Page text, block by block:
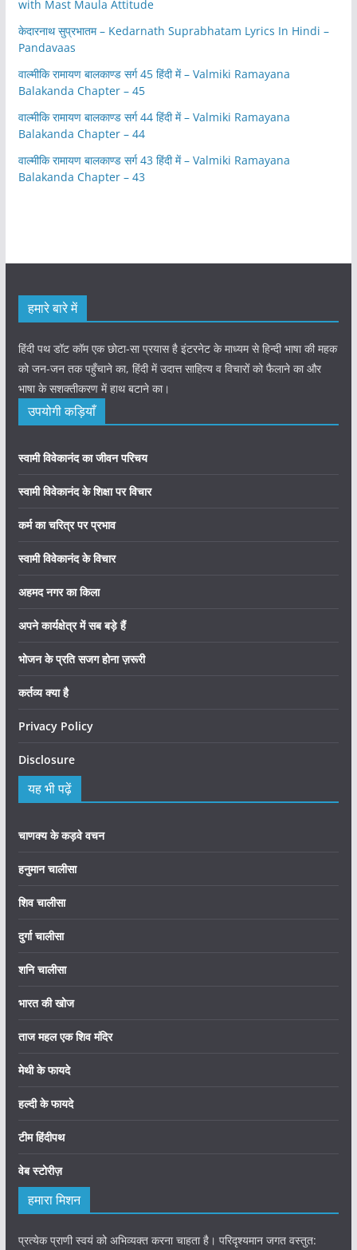
with Mast Maula Attitude
केदारनाथ सुप्रभातम – Kedarnath Suprabhatam Lyrics In Hindi –
Pandavaas
वाल्मीकि रामायण बालकाण्ड सर्ग 45 हिंदी में – Valmiki Ramayana
Balakanda Chapter – 45
वाल्मीकि रामायण बालकाण्ड सर्ग 44 हिंदी में – Valmiki Ramayana
Balakanda Chapter – 44
वाल्मीकि रामायण बालकाण्ड सर्ग 43 हिंदी में – Valmiki Ramayana
Balakanda Chapter – 43
हमारे बारे में
हिंदी पथ डॉट कॉम एक छोटा-सा प्रयास है इंटरनेट के माध्यम से हिन्दी भाषा की महक
को जन-जन तक पहुँचाने का, हिंदी में उदात्त साहित्य व विचारों को फैलाने का और
भाषा के सशक्तीकरण में हाथ बटाने का।
उपयोगी कड़ियाँ
स्वामी विवेकानंद का जीवन परिचय
स्वामी विवेकानंद के शिक्षा पर विचार
कर्म का चरित्र पर प्रभाव
स्वामी विवेकानंद के विचार
अहमद नगर का किला
अपने कार्यक्षेत्र में सब बड़े हैं
भोजन के प्रति सजग होना ज़रूरी
कर्तव्य क्या है
Privacy Policy
Disclosure
यह भी पढ़ें
चाणक्य के कड़वे वचन
हनुमान चालीसा
शिव चालीसा
दुर्गा चालीसा
शनि चालीसा
भारत की खोज
ताज महल एक शिव मंदिर
मेथी के फायदे
हल्दी के फायदे
टीम हिंदीपथ
वेब स्टोरीज़
हमारा मिशन
प्रत्येक प्राणी स्वयं को अभिव्यक्त करना चाहता है। परिदृश्यमान जगत वस्तुत: